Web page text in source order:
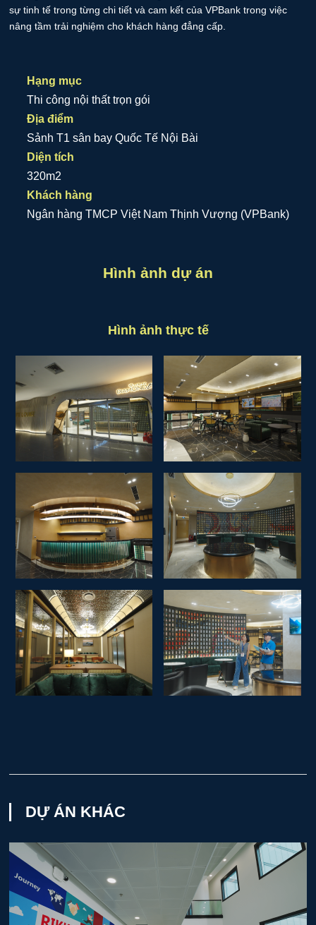
sự tinh tế trong từng chi tiết và cam kết của VPBank trong việc
nâng tầm trải nghiệm cho khách hàng đẳng cấp.
Hạng mục
Thi công nội thất trọn gói
Địa điểm
Sảnh T1 sân bay Quốc Tế Nội Bài
Diện tích
320m2
Khách hàng
Ngân hàng TMCP Việt Nam Thịnh Vượng (VPBank)
Hình ảnh dự án
Hình ảnh thực tế
DỰ ÁN KHÁC